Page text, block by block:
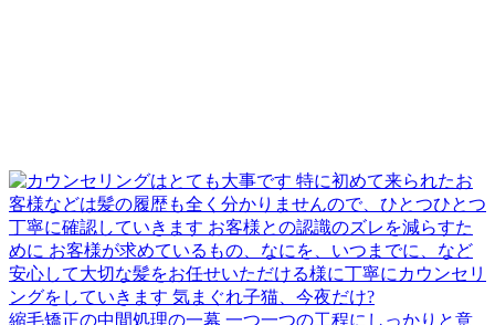
縮毛矯正の中間処理の一幕 一つ一つの工程にしっかりと意